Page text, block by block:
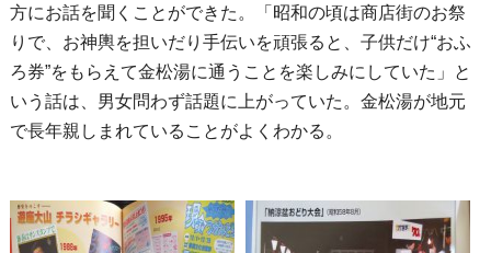
方にお話を聞くことができた。「昭和の頃は商店街のお祭
りで、お神輿を担いだり手伝いを頑張ると、子供だけ“おふ
ろ券”をもらえて金松湯に通うことを楽しみにしていた」と
いう話は、男女問わず話題に上がっていた。金松湯が地元
で長年親しまれていることがよくわかる。